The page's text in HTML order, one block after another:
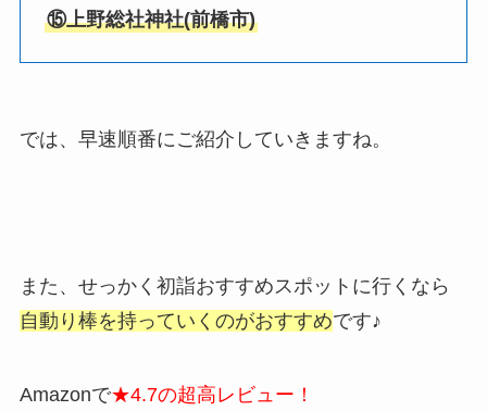
⑮上野総社神社(前橋市)
では、早速順番にご紹介していきますね。
また、せっかく初詣おすすめスポットに行くなら
自動り棒を持っていくのがおすすめです♪
Amazonで★4.7の超高レビュー！